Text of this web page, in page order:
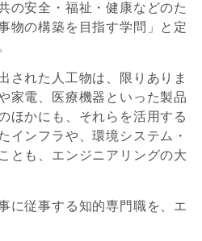
の安全・福祉・健康などのた
物の構築を目指す学問」と定
された人工物は、限りありま
家電、医療機器といった製品
ほかにも、それらを活用する
インフラや、環境システム・
とも、エンジニアリングの大
に従事する知的専門職を、エ